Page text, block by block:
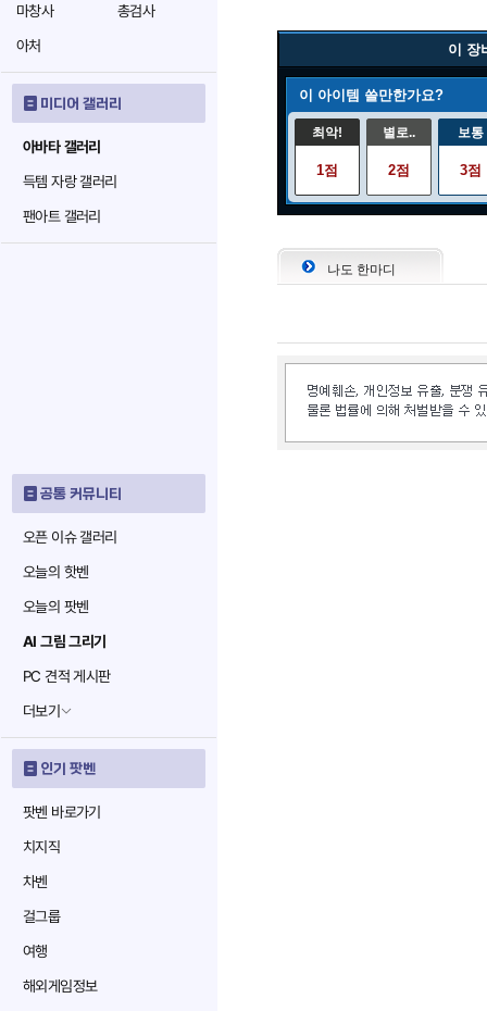
마창사
총검사
아처
미디어 갤러리
아바타 갤러리
득템 자랑 갤러리
팬아트 갤러리
공통 커뮤니티
오픈 이슈 갤러리
오늘의 핫벤
오늘의 팟벤
AI 그림 그리기
PC 견적 게시판
더보기
인기 팟벤
팟벤 바로가기
치지직
차벤
걸그룹
여행
해외게임정보
이 장
이 아이템 쓸만한가요?
최악!
1점
별로..
2점
보통
3점
나도 한마디